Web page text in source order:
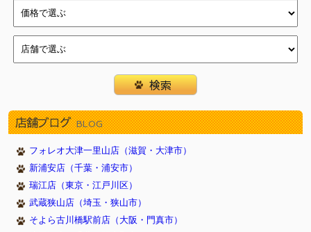
店舗ブログ BLOG
フォレオ大津一里山店（滋賀・大津市）
新浦安店（千葉・浦安市）
瑞江店（東京・江戸川区）
武蔵狭山店（埼玉・狭山市）
そよら古川橋駅前店（大阪・門真市）